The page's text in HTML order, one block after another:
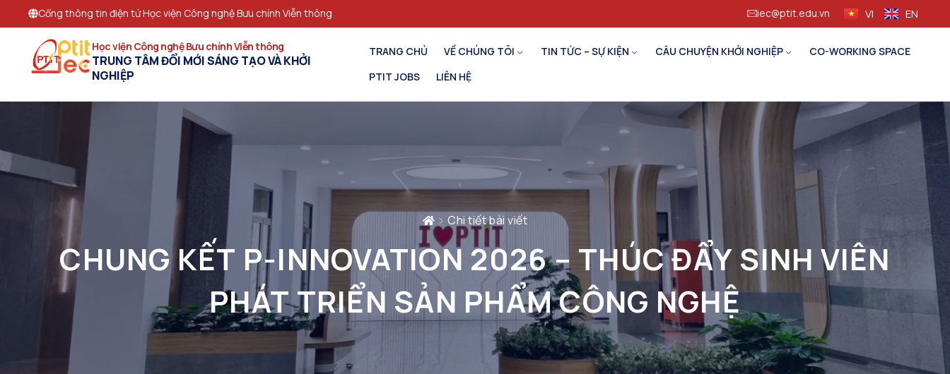
Cổng thông tin điện tử Học viện Công nghệ Bưu chính Viễn thông iec@ptit.edu.vn VI EN
Học viện Công nghệ Bưu chính Viễn thông
TRUNG TÂM ĐỔI MỚI SÁNG TẠO VÀ KHỞI
NGHIỆP
TRANG CHỦ VỀ CHÚNG TÔI TIN TỨC – SỰ KIỆN CÂU CHUYỆN KHỞI NGHIỆP
CO-WORKING SPACE
PTIT JOBS
LIÊN HỆ
Chi tiết bài viết
CHUNG KẾT P-INNOVATION 2026 – THÚC ĐẨY SINH VIÊN
PHÁT TRIỂN SẢN PHẨM CÔNG NGHỆ